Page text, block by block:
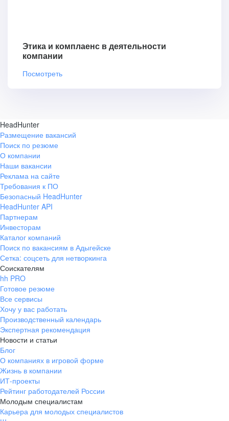
Этика и комплаенс в деятельности
компании
Посмотреть
HeadHunter
Размещение вакансий
Поиск по резюме
О компании
Наши вакансии
Реклама на сайте
Требования к ПО
Безопасный HeadHunter
HeadHunter API
Партнерам
Инвесторам
Каталог компаний
Поиск по вакансиям в Адыгейске
Сетка: соцсеть для нетворкинга
Соискателям
hh PRO
Готовое резюме
Все сервисы
Хочу у вас работать
Производственный календарь
Экспертная рекомендация
Новости и статьи
Блог
О компаниях в игровой форме
Жизнь в компании
ИТ-проекты
Рейтинг работодателей России
Молодым специалистам
Карьера для молодых специалистов